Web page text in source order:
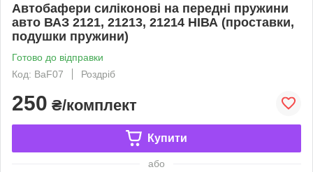
Автобафери силіконові на передні пружини
авто ВАЗ 2121, 21213, 21214 НІВА (проставки,
подушки пружини)
Готово до відправки
Код: BaF07
Роздріб
250 ₴/комплект
Купити
або